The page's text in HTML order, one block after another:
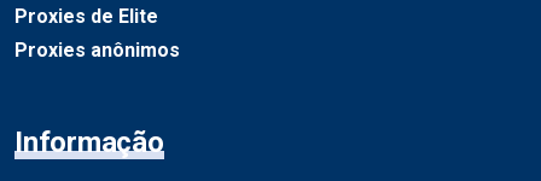
Proxies de Elite
Proxies anônimos
Informação